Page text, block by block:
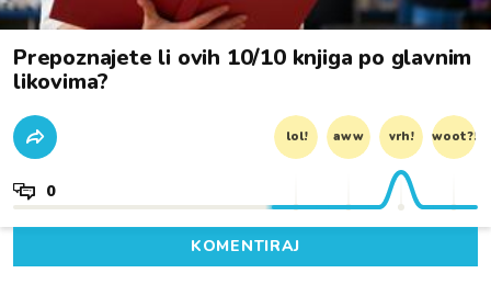
Prepoznajete li ovih 10/10 knjiga po glavnim
likovima?
lol! aww vrh! woot?!
0
KOMENTIRAJ